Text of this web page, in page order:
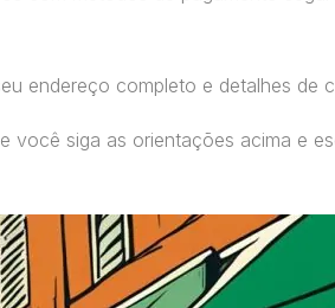
endereço completo e detalhes de
você siga as orientações acima e